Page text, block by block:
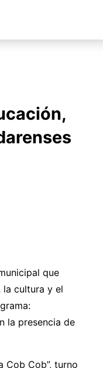
que
la cultura y el
la presencia de
Cob Cob”, turno